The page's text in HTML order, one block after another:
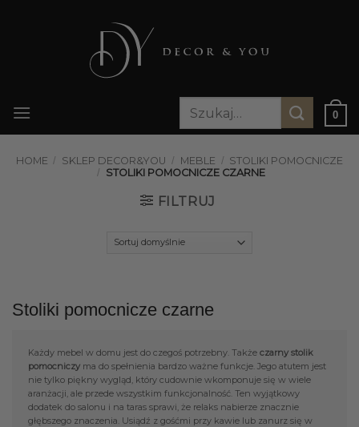
Szukaj:
0
HOME / SKLEP DECOR&YOU / MEBLE / STOLIKI POMOCNICZE
/ STOLIKI POMOCNICZE CZARNE
FILTRUJ
Stoliki pomocnicze czarne
Każdy mebel w domu jest do czegoś potrzebny. Także czarny stolik
pomocniczy ma do spełnienia bardzo ważne funkcje. Jego atutem jest
nie tylko piękny wygląd, który cudownie wkomponuje się w wiele
aranżacji, ale przede wszystkim funkcjonalność. Ten wyjątkowy
dodatek do salonu i na taras sprawi, że relaks nabierze znacznie
głębszego znaczenia. Usiądź z gośćmi przy kawie lub zanurz się w